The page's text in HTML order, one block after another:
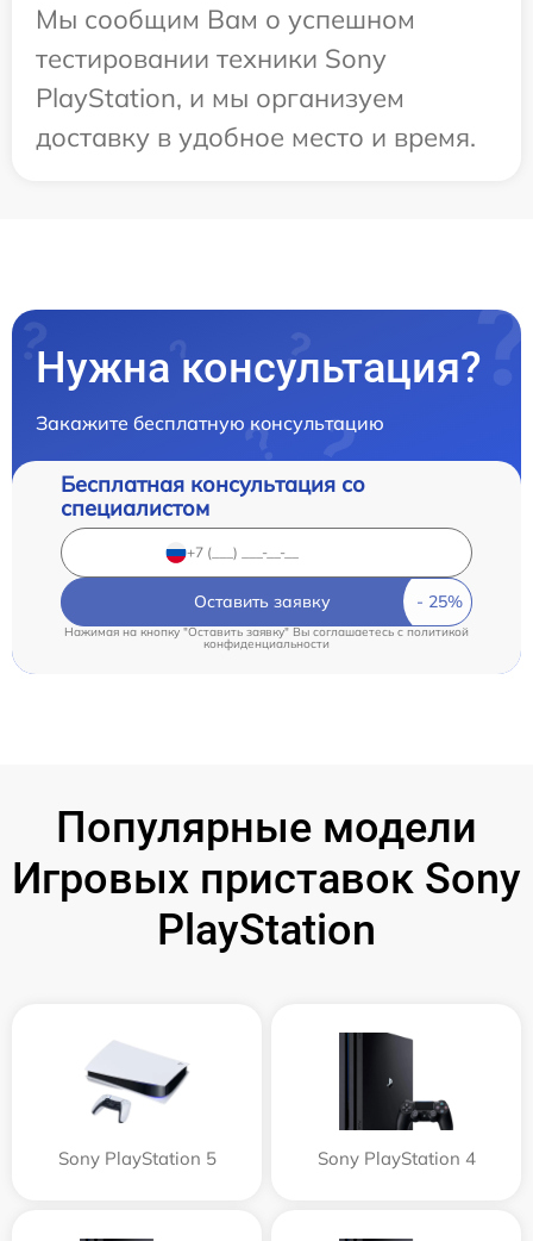
Мы сообщим Вам о успешном
тестировании техники Sony
PlayStation, и мы организуем
доставку в удобное место и время.
Нужна консультация?
Закажите бесплатную консультацию
Бесплатная консультация со
специалистом
Оставить заявку
Нажимая на кнопку "Оставить заявку" Вы соглашаетесь cполитикой
конфиденциальности
Популярные модели
Игровых приставок Sony
PlayStation
Sony PlayStation 5 Sony PlayStation 4